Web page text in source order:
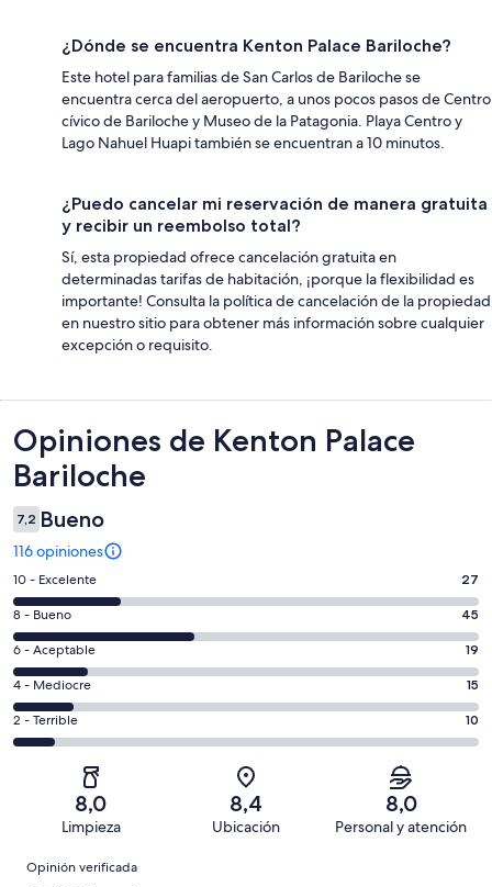
¿Dónde se encuentra Kenton Palace Bariloche?
Este hotel para familias de San Carlos de Bariloche se
encuentra cerca del aeropuerto, a unos pocos pasos de Centro
cívico de Bariloche y Museo de la Patagonia. Playa Centro y
Lago Nahuel Huapi también se encuentran a 10 minutos.
¿Puedo cancelar mi reservación de manera gratuita
y recibir un reembolso total?
Sí, esta propiedad ofrece cancelación gratuita en
determinadas tarifas de habitación, ¡porque la flexibilidad es
importante! Consulta la política de cancelación de la propiedad
en nuestro sitio para obtener más información sobre cualquier
excepción o requisito.
Opiniones
Opiniones de Kenton Palace
Bariloche
7,2 Bueno
116 opiniones
Evaluación:
10
-
Excelente.
27
de
116
opiniones
10 - Excelente 27
Evaluación:
8
-
Bueno.
45
de
opiniones
8 - Bueno 45
Evaluación:
6
-
Aceptable.
19
opiniones
6 - Aceptable 19
Evaluación:
4
-
4 - Mediocre 15
Evaluación:
2
116
2 - Terrible 10
8,0
Limpieza
8,4
Ubicación
8,0
Personal y atención
Opiniones
Opinión verificada